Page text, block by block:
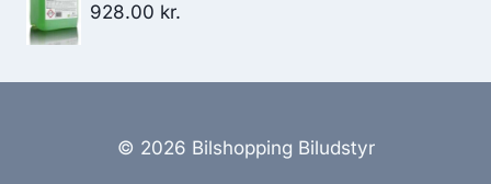
928.00 kr.
© 2026 Bilshopping Biludstyr